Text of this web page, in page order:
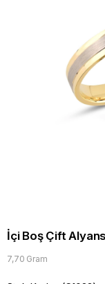
İçi Boş Çift
7,70 Gram